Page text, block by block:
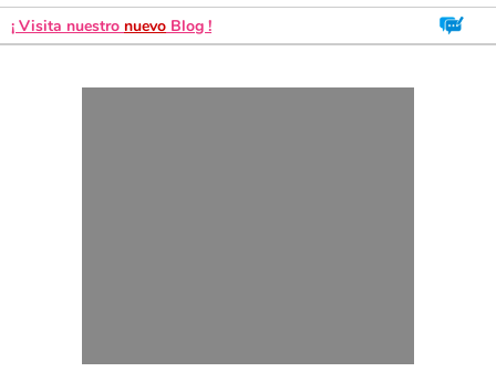
¡ Visita nuestro nuevo Blog !